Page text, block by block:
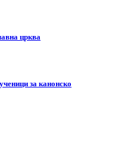
црква
за канонско